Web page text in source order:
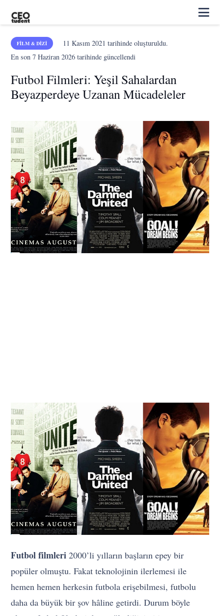
FILM & DIZI 11 Kasım 2021 tarihinde oluşturuldu.
En son7 Haziran 2026 tarihinde güncellendi
Futbol Filmleri: Yeşil Sahalardan
Beyazperdeye Uzanan Mücadeleler
Futbol filmleri 2000’li yılların başların epey bir
popüler olmuştu. Fakat teknolojinin ilerlemesi ile
hemen hemen herkesin futbola erişebilmesi, futbolu
daha da büyük bir şov hâline getirdi. Durum böyle